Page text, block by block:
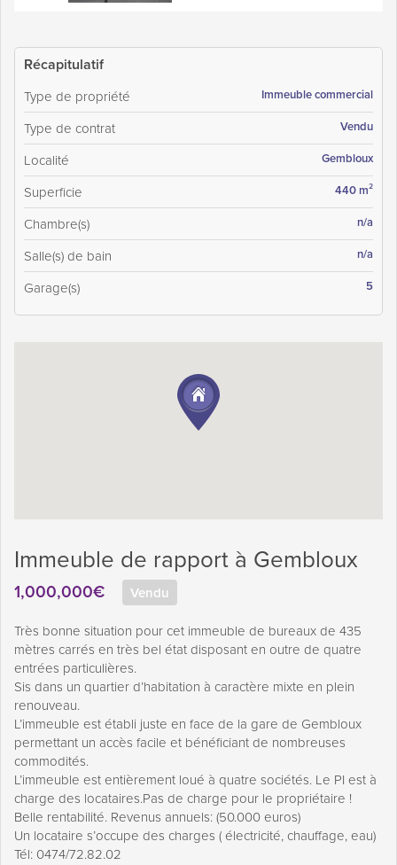
Récapitulatif
Type de propriété Immeuble commercial
Type de contrat Vendu
Localité Gembloux
Superficie 440 m²
Chambre(s) n/a
Salle(s) de bain n/a
Garage(s) 5
Immeuble de rapport à Gembloux
1,000,000€ Vendu
Très bonne situation pour cet immeuble de bureaux de 435
mètres carrés en très bel état disposant en outre de quatre
entrées particulières.
Sis dans un quartier d’habitation à caractère mixte en plein
renouveau.
L’immeuble est établi juste en face de la gare de Gembloux
permettant un accès facile et bénéficiant de nombreuses
commodités.
L’immeuble est entièrement loué à quatre sociétés. Le PI est à
charge des locataires.Pas de charge pour le propriétaire !
Belle rentabilité. Revenus annuels: (50.000 euros)
Un locataire s’occupe des charges ( électricité, chauffage, eau)
Tél: 0474/72.82.02